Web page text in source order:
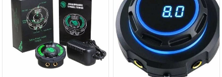
Иглы и колпачки для
оригинальных аппаратов Dragon
Bella ( Тайвань)
Иглы и колпачки GiantSun
My M мезо и BB Glow модули